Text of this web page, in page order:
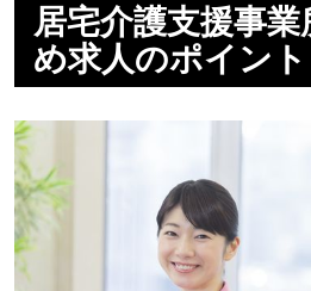
居宅介護支援事
め求人のポイント